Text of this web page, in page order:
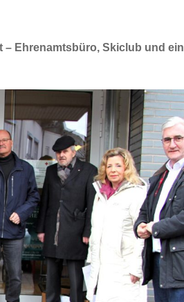
Ehrenamtsbüro, Skiclub und ein